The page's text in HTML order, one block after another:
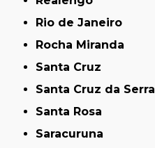
Rio de Janeiro
Rocha Miranda
Santa Cruz
Santa Cruz da Serra
Santa Rosa
Saracuruna